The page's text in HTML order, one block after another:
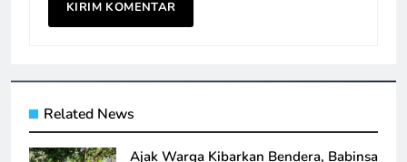
Related News
Ajak Warga Kibarkan Bendera, Babinsa